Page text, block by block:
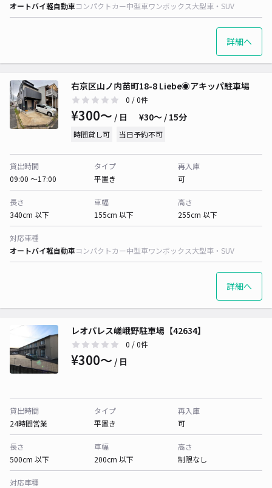
オートバイ軽自動車コンパクトカー中型車ワンボックス大型車・SUV
詳細へ
右京区山ノ内苗町18-8 Liebe◉アキッパ駐車場
0 / 0件
¥300〜 / 日 ¥30〜 / 15分
時間貸し可 当日予約不可
貸出時間
09:00 〜17:00
タイプ
平置き
再入庫
可
長さ
340cm 以下
車幅
155cm 以下
高さ
255cm 以下
対応車種
オートバイ軽自動車コンパクトカー中型車ワンボックス大型車・SUV
詳細へ
レオパレス嵯峨野駐車場【42634】
0 / 0件
¥300〜 / 日
貸出時間
24時間営業
タイプ
平置き
再入庫
可
長さ
500cm 以下
車幅
200cm 以下
高さ
制限なし
対応車種